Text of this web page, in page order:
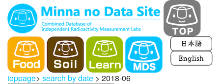
toppage> search by date > 2018-06